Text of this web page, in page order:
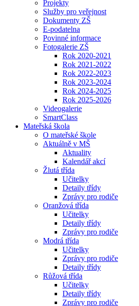
Projekty
Služby pro veřejnost
Dokumenty ZŠ
E-podatelna
Povinné informace
Fotogalerie ZŠ
Rok 2020-2021
Rok 2021-2022
Rok 2022-2023
Rok 2023-2024
Rok 2024-2025
Rok 2025-2026
Videogalerie
SmartClass
Mateřská škola
O mateřské škole
Aktuálně v MŠ
Aktuality
Kalendář akcí
Žlutá třída
Učitelky
Detaily třídy
Zprávy pro rodiče
Oranžová třída
Učitelky
Detaily třídy
Zprávy pro rodiče
Modrá třída
Učitelky
Zprávy pro rodiče
Detaily třídy
Růžová třída
Učitelky
Detaily třídy
Zprávy pro rodiče